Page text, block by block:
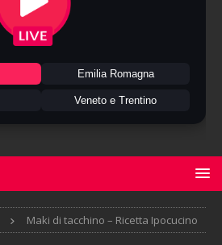
Emilia Romagna
Veneto e Trentino
Maki di tacchino – Ricetta Ipocucino